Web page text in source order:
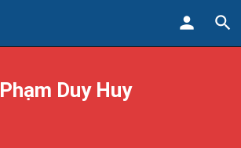
Phạm Duy Huy